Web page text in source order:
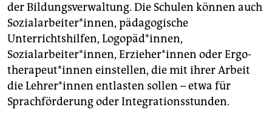
der Bildungsverwaltung. Die Schulen können auch
Sozialarbeiter*innen, pädagogische
Unterrichtshilfen, Logopäd*innen,
Sozialarbeiter*innen, Er­zie­he­r*in­nen oder Er­go­
the­ra­peu­t*in­nen einstellen, die mit ihrer Arbeit
die Leh­re­r*in­nen entlasten sollen – etwa für
Sprachförderung oder Integrationsstunden.